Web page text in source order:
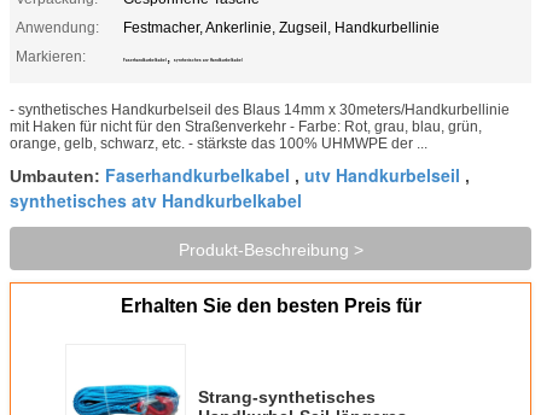
Anwendung:
Festmacher, Ankerlinie, Zugseil, Handkurbellinie
Markieren:
Faserhandkurbelkabel , synthetisches atv Handkurbelkabel
- synthetisches Handkurbelseil des Blaus 14mm x 30meters/Handkurbellinie
mit Haken für nicht für den Straßenverkehr - Farbe: Rot, grau, blau, grün,
orange, gelb, schwarz, etc. - stärkste das 100% UHMWPE der ...
Umbauten: Faserhandkurbelkabel , utv Handkurbelseil ,
synthetisches atv Handkurbelkabel
Produkt-Beschreibung >
Erhalten Sie den besten Preis für
Strang-synthetisches